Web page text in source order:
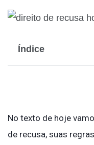
Índice
No texto de hoje
de recusa, suas